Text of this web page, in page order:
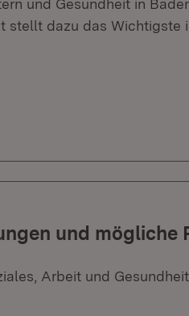
und Gesundheit in
stellt dazu das Wichtigste
und mögliche
Arbeit und Gesundheit